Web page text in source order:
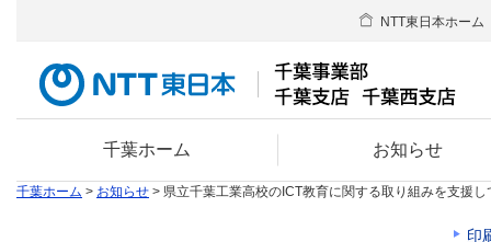
千葉ホーム お知らせ
NTT東日本ホーム
千葉ホーム > お知らせ > 県立千葉工業高校のICT教育に関する取り組みを支援
印